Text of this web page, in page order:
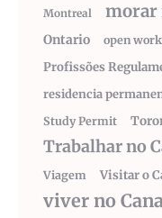
Montreal morar
Ontario open
Profissões
residencia
Study Permit
Trabalhar no
Viagem Visitar o
viver no